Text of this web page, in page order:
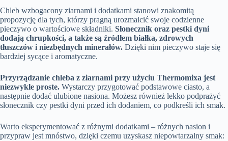
Chleb wzbogacony ziarnami i dodatkami stanowi znakomitą
propozycję dla tych, którzy pragną urozmaicić swoje codzienne
pieczywo o wartościowe składniki. Słonecznik oraz pestki dyni
dodają chrupkości, a także są źródłem białka, zdrowych
tłuszczów i niezbędnych minerałów. Dzięki nim pieczywo staje się
bardziej sycące i aromatyczne.
Przyrządzanie chleba z ziarnami przy użyciu Thermomixa jest
niezwykle proste. Wystarczy przygotować podstawowe ciasto, a
następnie dodać ulubione nasiona. Możesz również lekko podprażyć
słonecznik czy pestki dyni przed ich dodaniem, co podkreśli ich smak.
Warto eksperymentować z różnymi dodatkami – różnych nasion i
przypraw jest mnóstwo, dzięki czemu uzyskasz niepowtarzalny smak: